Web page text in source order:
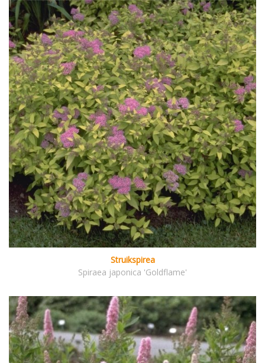
Struikspirea
Spiraea japonica 'Goldflame'